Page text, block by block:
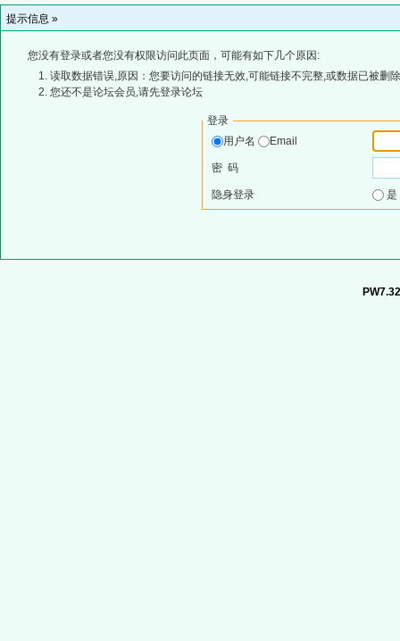
提示信息 »
您没有登录或者您没有权限访问此页面，可能有如下几个原因:
读取数据错误,原因：您要访问的链接无效,可能链接不完整,或数据已被删
您还不是论坛会员,请先登录论坛
登录
用户名
Email
密 码
隐身登录